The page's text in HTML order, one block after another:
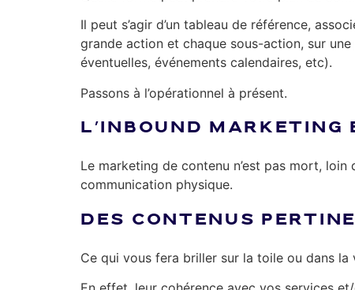
Il peut s’agir d’un tableau de référence,
grande action et chaque sous-action, sur
éventuelles, événements calendaires, etc).
Passons à l’opérationnel à présent.
L’INBOUND MARKETING
Le marketing de contenu n’est pas mort,
communication physique.
DES CONTENUS
Ce qui vous fera briller sur la toile ou dans la